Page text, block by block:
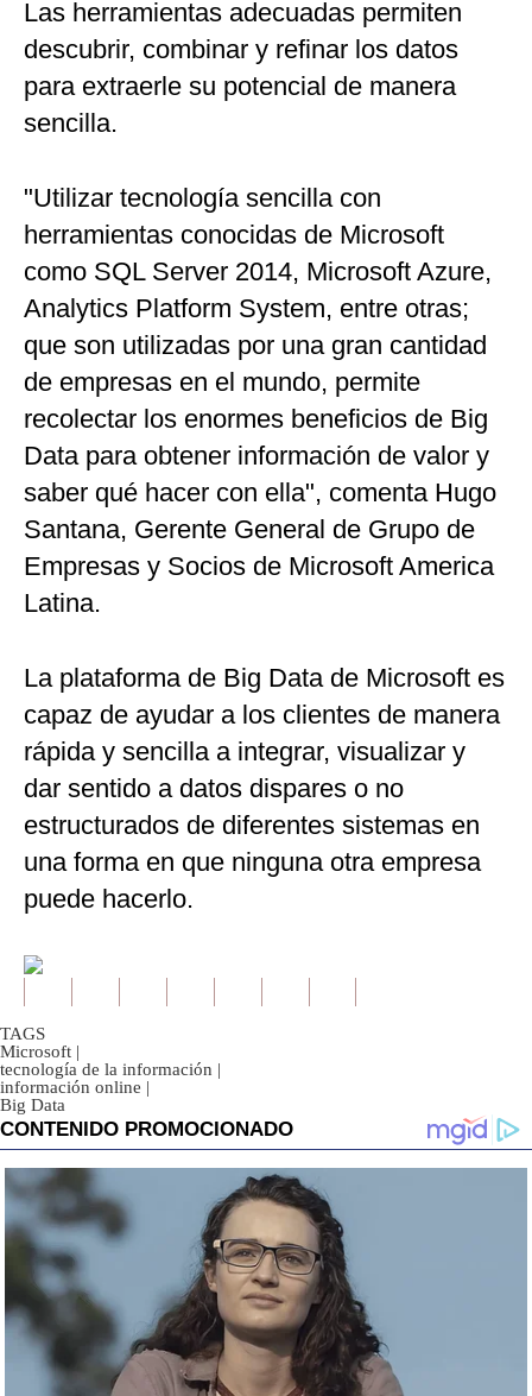
Las herramientas adecuadas permiten
descubrir, combinar y refinar los datos
para extraerle su potencial de manera
sencilla.
"Utilizar tecnología sencilla con
herramientas conocidas de Microsoft
como SQL Server 2014, Microsoft Azure,
Analytics Platform System, entre otras;
que son utilizadas por una gran cantidad
de empresas en el mundo, permite
recolectar los enormes beneficios de Big
Data para obtener información de valor y
saber qué hacer con ella", comenta Hugo
Santana, Gerente General de Grupo de
Empresas y Socios de Microsoft America
Latina.
La plataforma de Big Data de Microsoft es
capaz de ayudar a los clientes de manera
rápida y sencilla a integrar, visualizar y
dar sentido a datos dispares o no
estructurados de diferentes sistemas en
una forma en que ninguna otra empresa
puede hacerlo.
TAGS
Microsoft |
tecnología de la información |
información online |
Big Data